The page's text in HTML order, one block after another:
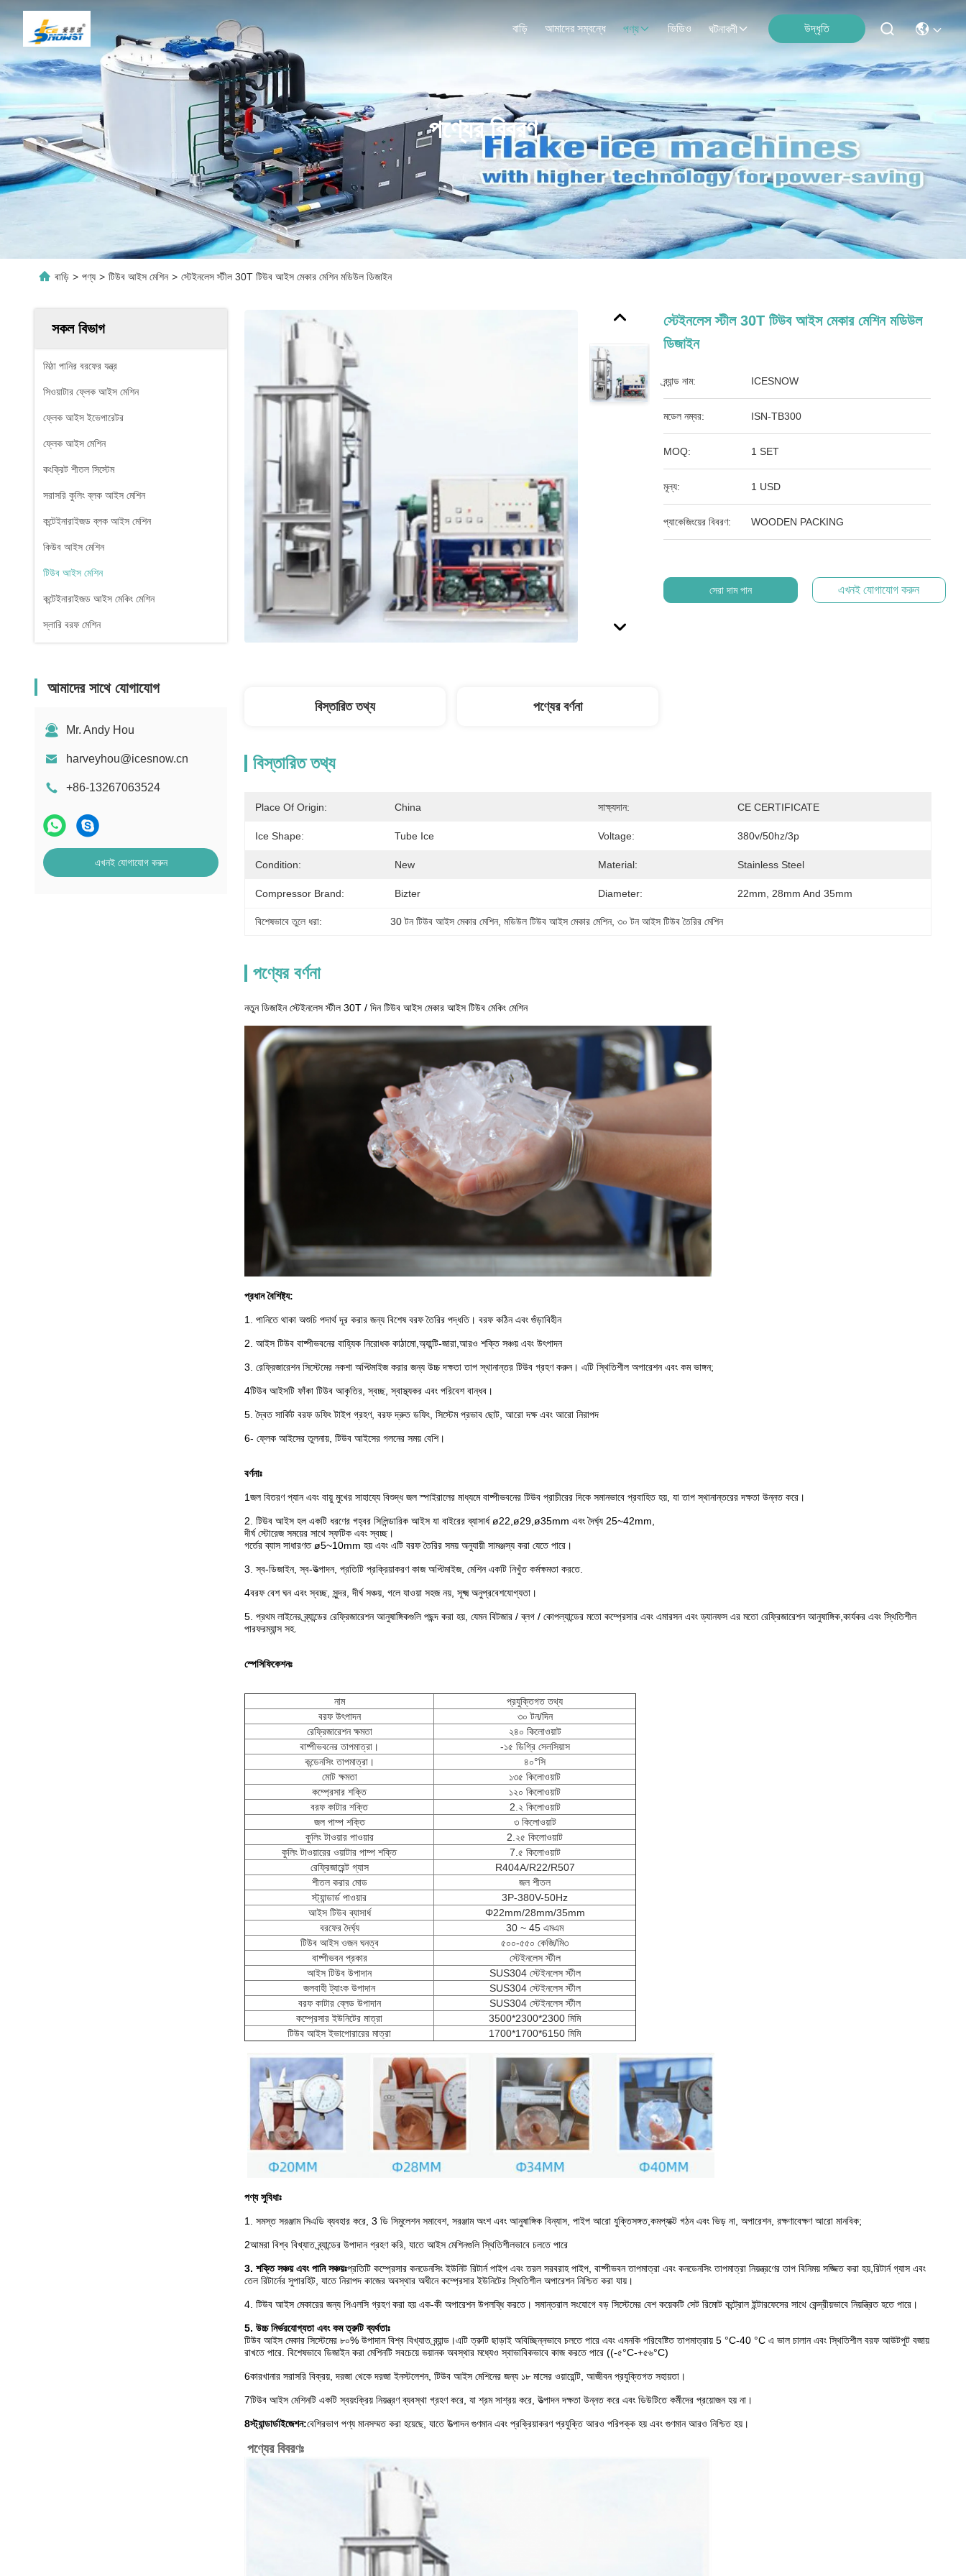
বাড়ি আমাদের সম্বন্ধে পণ্য ভিডিও ঘটনাবলী উদ্ধৃতি
পণ্যের বিবরণ
বাড়ি > পণ্য > টিউব আইস মেশিন > স্টেইনলেস স্টীল 30T টিউব আইস মেকার মেশিন মডিউল ডিজাইন
সকল বিভাগ
মিঠা পানির বরফের যন্ত্র
সিওয়াটার ফ্লেক আইস মেশিন
ফ্লেক আইস ইভেপারেটর
ফ্লেক আইস মেশিন
কংক্রিট শীতল সিস্টেম
সরাসরি কুলিং ব্লক আইস মেশিন
কন্টেইনারাইজড ব্লক আইস মেশিন
কিউব আইস মেশিন
টিউব আইস মেশিন
কন্টেইনারাইজড আইস মেকিং মেশিন
স্লারি বরফ মেশিন
আমাদের সাথে যোগাযোগ
Mr. Andy Hou
harveyhou@icesnow.cn
+86-13267063524
এখনই যোগাযোগ করুন
স্টেইনলেস স্টীল 30T টিউব আইস মেকার মেশিন মডিউল
ডিজাইন
ব্র্যান্ড নাম: ICESNOW
মডেল নম্বর: ISN-TB300
MOQ: 1 SET
মূল্য: 1 USD
প্যাকেজিংয়ের বিবরণ: WOODEN PACKING
সেরা দাম পান এখনই যোগাযোগ করুন
বিস্তারিত তথ্য পণ্যের বর্ণনা
বিস্তারিত তথ্য
Place Of Origin: China সাক্ষ্যদান: CE CERTIFICATE
Ice Shape: Tube Ice Voltage: 380v/50hz/3p
Condition: New Material: Stainless Steel
Compressor Brand: Bizter Diameter: 22mm, 28mm And 35mm
বিশেষভাবে তুলে ধরা: 30 টন টিউব আইস মেকার মেশিন, মডিউল টিউব আইস মেকার মেশিন, ৩০ টন আইস টিউব তৈরির মেশিন
পণ্যের বর্ণনা
নতুন ডিজাইন স্টেইনলেস স্টীল 30T / দিন টিউব আইস মেকার আইস টিউব মেকিং মেশিন
প্রধান বৈশিষ্ট্য:
1. পানিতে থাকা অশুচি পদার্থ দূর করার জন্য বিশেষ বরফ তৈরির পদ্ধতি। বরফ কঠিন এবং গুঁড়াবিহীন
2. আইস টিউব বাষ্পীভবনের বাহ্যিক নিরোধক কাঠামো,অ্যান্টি-জারা,আরও শক্তি সঞ্চয় এবং উৎপাদন
3. রেফ্রিজারেশন সিস্টেমের নকশা অপ্টিমাইজ করার জন্য উচ্চ দক্ষতা তাপ স্থানান্তর টিউব গ্রহণ করুন। এটি স্থিতিশীল অপারেশন এবং কম ভাঙ্গন;
4টিউব আইসটি ফাঁকা টিউব আকৃতির, স্বচ্ছ, স্বাস্থ্যকর এবং পরিবেশ বান্ধব।
5. দ্বৈত সার্কিট বরফ ডফিং টাইপ গ্রহণ, বরফ দ্রুত ডফিং, সিস্টেম প্রভাব ছোট, আরো দক্ষ এবং আরো নিরাপদ
6- ফ্লেক আইসের তুলনায়, টিউব আইসের গলনের সময় বেশি।
বর্ণনাঃ
1জল বিতরণ প্যান এবং বায়ু মুখের সাহায্যে বিশুদ্ধ জল স্পাইরালের মাধ্যমে বাষ্পীভবনের টিউব প্রাচীরের দিকে সমানভাবে প্রবাহিত হয়, যা তাপ স্থানান্তরের দক্ষতা উন্নত করে।
2. টিউব আইস হল একটি ধরণের গহ্বর সিলিন্ডারিক আইস যা বাইরের ব্যাসার্ধ ø22,ø29,ø35mm এবং দৈর্ঘ্য 25~42mm,
দীর্ঘ স্টোরেজ সময়ের সাথে স্ফটিক এবং স্বচ্ছ।
গর্তের ব্যাস সাধারণত ø5~10mm হয় এবং এটি বরফ তৈরির সময় অনুযায়ী সামঞ্জস্য করা যেতে পারে।
3. স্ব-ডিজাইন, স্ব-উত্পাদন, প্রতিটি প্রক্রিয়াকরণ কাজ অপ্টিমাইজ, মেশিন একটি নিখুঁত কর্মক্ষমতা করতে.
4বরফ বেশ ঘন এবং স্বচ্ছ, সুন্দর, দীর্ঘ সঞ্চয়, গলে যাওয়া সহজ নয়, সূক্ষ্ম অনুপ্রবেশযোগ্যতা।
5. প্রথম লাইনের ব্র্যান্ডের রেফ্রিজারেশন আনুষাঙ্গিকগুলি পছন্দ করা হয়, যেমন বিটজার / ব্লগ / কোপল্যান্ডের মতো কম্প্রেসার এবং এমারসন এবং ড্যানফস এর মতো রেফ্রিজারেশন আনুষাঙ্গিক,কার্যকর এবং স্থিতিশীল
পারফরম্যান্স সহ.
স্পেসিফিকেশনঃ
নাম
প্রযুক্তিগত তথ্য
বরফ উৎপাদন
৩০ টন/দিন
রেফ্রিজারেশন ক্ষমতা
২৪০ কিলোওয়াট
বাষ্পীভবনের তাপমাত্রা।
-১৫ ডিগ্রি সেলসিয়াস
কন্ডেনসিং তাপমাত্রা।
৪০°সি
মোট ক্ষমতা
১৩৫ কিলোওয়াট
কম্প্রেসার শক্তি
১২০ কিলোওয়াট
বরফ কাটার শক্তি
2.২ কিলোওয়াট
জল পাম্প শক্তি
৩ কিলোওয়াট
কুলিং টাওয়ার পাওয়ার
2.২৫ কিলোওয়াট
কুলিং টাওয়ারের ওয়াটার পাম্প শক্তি
7.৫ কিলোওয়াট
রেফ্রিজারেন্ট গ্যাস
R404A/R22/R507
শীতল করার মোড
জল শীতল
স্ট্যান্ডার্ড পাওয়ার
3P-380V-50Hz
আইস টিউব ব্যাসার্ধ
Φ22mm/28mm/35mm
বরফের দৈর্ঘ্য
30 ~ 45 এমএম
টিউব আইস ওজন ঘনত্ব
৫০০-৫৫০ কেজি/মি৩
বাষ্পীভবন প্রকার
স্টেইনলেস স্টীল
আইস টিউব উপাদান
SUS304 স্টেইনলেস স্টীল
জলবাহী ট্যাংক উপাদান
SUS304 স্টেইনলেস স্টীল
বরফ কাটার ব্লেড উপাদান
SUS304 স্টেইনলেস স্টীল
কম্প্রেসার ইউনিটের মাত্রা
3500*2300*2300 মিমি
টিউব আইস ইভাপোরারের মাত্রা
1700*1700*6150 মিমি
পণ্য সুবিধাঃ
1. সমস্ত সরঞ্জাম সিএডি ব্যবহার করে, 3 ডি সিমুলেশন সমাবেশ, সরঞ্জাম অংশ এবং আনুষাঙ্গিক বিন্যাস, পাইপ আরো যুক্তিসঙ্গত,কমপ্যাক্ট গঠন এবং ভিড় না, অপারেশন, রক্ষণাবেক্ষণ আরো মানবিক;
2আমরা বিশ্ব বিখ্যাত ব্র্যান্ডের উপাদান গ্রহণ করি, যাতে আইস মেশিনগুলি স্থিতিশীলভাবে চলতে পারে
3. শক্তি সঞ্চয় এবং পানি সঞ্চয়ঃপ্রতিটি কম্প্রেসার কনডেনসিং ইউনিট রিটার্ন পাইপ এবং তরল সরবরাহ পাইপ, বাষ্পীভবন তাপমাত্রা এবং কনডেনসিং তাপমাত্রা নিয়ন্ত্রণের তাপ বিনিময় সজ্জিত করা হয়,রিটার্ন গ্যাস এবং
তেল রিটার্নের সুপারহিট, যাতে নিরাপদ কাজের অবস্থার অধীনে কম্প্রেসার ইউনিটের স্থিতিশীল অপারেশন নিশ্চিত করা যায়।
4. টিউব আইস মেকারের জন্য পিএলসি গ্রহণ করা হয় এক-কী অপারেশন উপলব্ধি করতে। সমান্তরাল সংযোগে বড় সিস্টেমের বেশ কয়েকটি সেট রিমোট কন্ট্রোল ইন্টারফেসের সাথে কেন্দ্রীয়ভাবে নিয়ন্ত্রিত হতে পারে।
5. উচ্চ নির্ভরযোগ্যতা এবং কম ত্রুটি ব্যর্থতাঃ
টিউব আইস মেকার সিস্টেমের ৮০% উপাদান বিশ্ব বিখ্যাত ব্র্যান্ড।এটি ত্রুটি ছাড়াই অবিচ্ছিন্নভাবে চলতে পারে এবং এমনকি পরিবেষ্টিত তাপমাত্রায় 5 °C-40 °C এ ভাল চালান এবং স্থিতিশীল বরফ আউটপুট বজায়
রাখতে পারে. বিশেষভাবে ডিজাইন করা মেশিনটি সবচেয়ে ভয়ানক অবস্থার মধ্যেও স্বাভাবিকভাবে কাজ করতে পারে ((-৫°C-+৫৬°C)
6কারখানার সরাসরি বিক্রয়, দরজা থেকে দরজা ইনস্টলেশন, টিউব আইস মেশিনের জন্য ১৮ মাসের ওয়ারেন্টি, আজীবন প্রযুক্তিগত সহায়তা।
7টিউব আইস মেশিনটি একটি স্বয়ংক্রিয় নিয়ন্ত্রণ ব্যবস্থা গ্রহণ করে, যা শ্রম সাশ্রয় করে, উত্পাদন দক্ষতা উন্নত করে এবং ডিউটিতে কর্মীদের প্রয়োজন হয় না।
8স্ট্যান্ডার্ডাইজেশন:বেশিরভাগ পণ্য মানসম্মত করা হয়েছে, যাতে উত্পাদন গুণমান এবং প্রক্রিয়াকরণ প্রযুক্তি আরও পরিপক্ক হয় এবং গুণমান আরও নিশ্চিত হয়।
পণ্যের বিবরণঃ